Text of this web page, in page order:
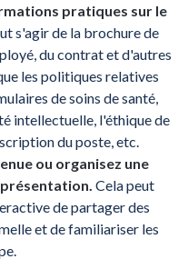
pratiques sur le
s'agir de la brochure de
du contrat et d'autres
les politiques relatives
de soins de santé,
intellectuelle, l'éthique de
du poste, etc.
ou organisez une
présentation. Cela peut
de partager des
et de familiariser les